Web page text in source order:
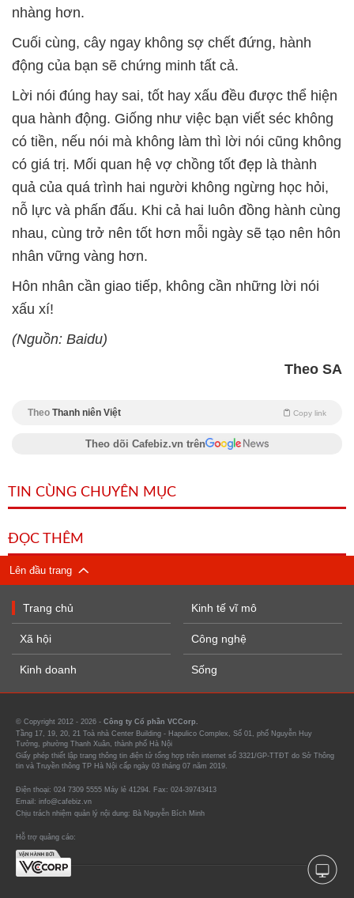
nhàng hơn.
Cuối cùng, cây ngay không sợ chết đứng, hành
động của bạn sẽ chứng minh tất cả.
Lời nói đúng hay sai, tốt hay xấu đều được thể hiện
qua hành động. Giống như việc bạn viết séc không
có tiền, nếu nói mà không làm thì lời nói cũng không
có giá trị. Mối quan hệ vợ chồng tốt đẹp là thành
quả của quá trình hai người không ngừng học hỏi,
nỗ lực và phấn đấu. Khi cả hai luôn đồng hành cùng
nhau, cùng trở nên tốt hơn mỗi ngày sẽ tạo nên hôn
nhân vững vàng hơn.
Hôn nhân cần giao tiếp, không cần những lời nói
xấu xí!
(Nguồn: Baidu)
Theo SA
Theo Thanh niên Việt Copy link
Theo dõi Cafebiz.vn trên
TIN CÙNG CHUYÊN MỤC
ĐỌC THÊM
Lên đầu trang
Trang chủ
Xã hội
Kinh doanh
Kinh tế vĩ mô
Công nghệ
Sống
© Copyright 2012 - 2026 - Công ty Cổ phần VCCorp.
Tầng 17, 19, 20, 21 Toà nhà Center Building - Hapulico Complex, Số 01, phố Nguyễn Huy
Tưởng, phường Thanh Xuân, thành phố Hà Nội
Giấy phép thiết lập trang thông tin điện tử tổng hợp trên internet số 3321/GP-TTĐT do Sở Thông
tin và Truyền thông TP Hà Nội cấp ngày 03 tháng 07 năm 2019.
Điện thoại: 024 7309 5555 Máy lẻ 41294. Fax: 024-39743413
Email: info@cafebiz.vn
Chịu trách nhiệm quản lý nội dung: Bà Nguyễn Bích Minh
Hỗ trợ quảng cáo: